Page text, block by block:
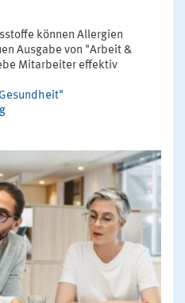
können Allergien
Ausgabe von "Arbeit &
Mitarbeiter effektiv